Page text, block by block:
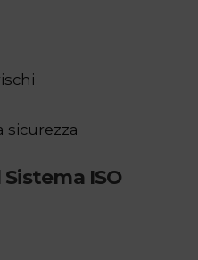
sicurezza
ISO